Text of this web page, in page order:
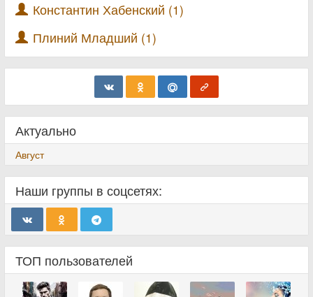
Константин Хабенский (1)
Плиний Младший (1)
Актуально
Август
Наши группы в соцсетях:
ТОП пользователей